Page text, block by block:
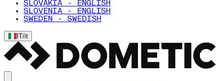
SLOVAKIA - ENGLISH
SLOVENIA - ENGLISH
SWEDEN - SWEDISH
IT/it